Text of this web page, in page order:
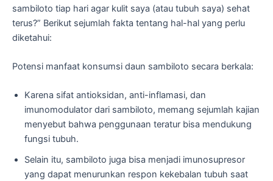
sambiloto tiap hari agar kulit saya (atau tubuh saya) sehat
terus?” Berikut sejumlah fakta tentang hal-hal yang perlu
diketahui:
Potensi manfaat konsumsi daun sambiloto secara berkala:
Karena sifat antioksidan, anti-inflamasi, dan
imunomodulator dari sambiloto, memang sejumlah kajian
menyebut bahwa penggunaan teratur bisa mendukung
fungsi tubuh.
Selain itu, sambiloto juga bisa menjadi imunosupresor
yang dapat menurunkan respon kekebalan tubuh saat